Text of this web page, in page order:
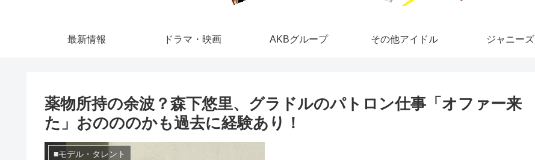
最新情報 ドラマ・映画 AKBグループ その他アイドル ジャニーズ
薬物所持の余波？森下悠里、グラドルのパトロン仕事「オファー来
た」おのののかも過去に経験あり！
■モデル・タレント